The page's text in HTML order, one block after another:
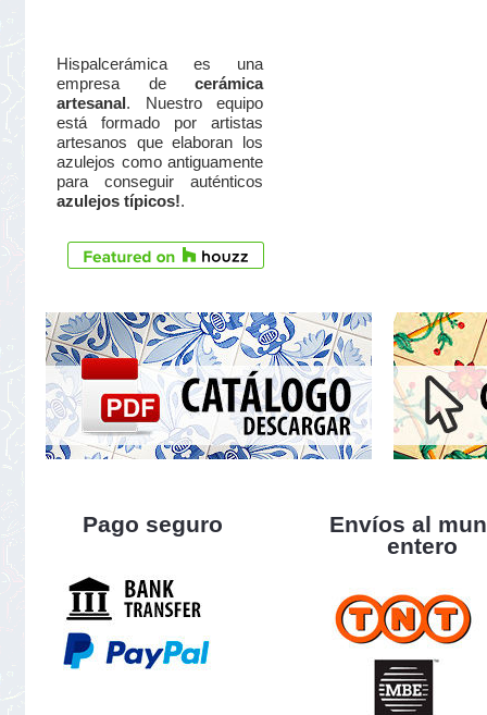
Hispalcerámica es una
empresa de cerámica
artesanal . Nuestro equipo
está formado por artistas
artesanos que elaboran los
azulejos como antiguamente
para conseguir auténticos
azulejos típicos!.
Pago seguro
Envíos al
entero